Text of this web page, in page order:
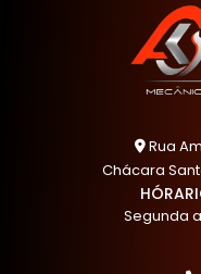
Rua
Chácara
Segunda